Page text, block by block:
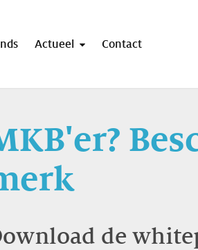
Actueel Contact
de